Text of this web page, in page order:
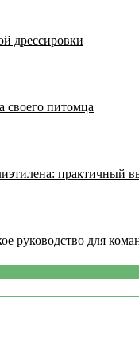
дрессировки
своего питомца
практичный
руководство для